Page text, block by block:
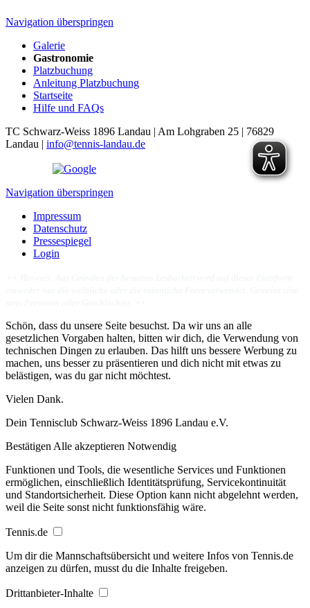
Navigation überspringen
Galerie
Gastronomie
Platzbuchung
Anleitung Platzbuchung
Startseite
Hilfe und FAQs
TC Schwarz-Weiss 1896 Landau | Am Lohgraben 25 | 76829
Landau | info@tennis-landau.de
Navigation überspringen
Impressum
Datenschutz
Pressespiegel
Login
Schön, dass du unsere Seite besuchst. Da wir uns an alle
gesetzlichen Vorgaben halten, bitten wir dich, die Verwendung von
technischen Dingen zu erlauben. Das hilft uns bessere Werbung zu
machen, uns besser zu präsentieren und dich nicht mit etwas zu
belästigen, was du gar nicht möchtest.
Vielen Dank.
Dein Tennisclub Schwarz-Weiss 1896 Landau e.V.
Bestätigen Alle akzeptieren Notwendig
Funktionen und Tools, die wesentliche Services und Funktionen
ermöglichen, einschließlich Identitätsprüfung, Servicekontinuität
und Standortsicherheit. Diese Option kann nicht abgelehnt werden,
weil die Seite sonst nicht funktionsfähig wäre.
Tennis.de
Um dir die Mannschaftsübersicht und weitere Infos von Tennis.de
anzeigen zu dürfen, musst du die Inhalte freigeben.
Drittanbieter-Inhalte